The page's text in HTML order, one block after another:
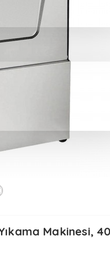
Makinesi,